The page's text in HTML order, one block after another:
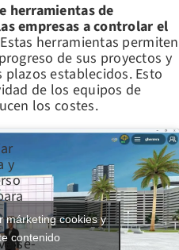
herramientas de
empresas a controlar el
Estas herramientas permiten
de sus proyectos y
establecidos. Esto
de los equipos de
los costes.
y
márketing cookies y
contenido